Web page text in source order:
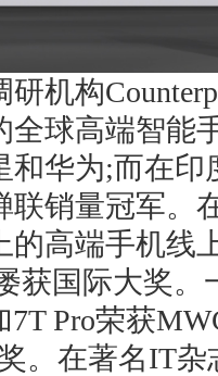
构
全球高端智能
和华为;而在
联销量冠军。
的高端手机线
获国际大奖。
7T Pro荣获
。在著名IT杂